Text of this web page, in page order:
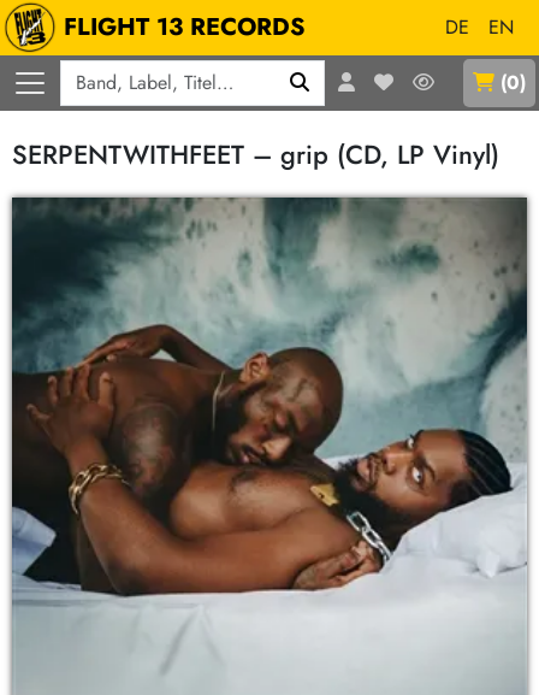
FLIGHT 13 RECORDS DE
EN
(0)
SERPENTWITHFEET – grip (CD, LP Vinyl)